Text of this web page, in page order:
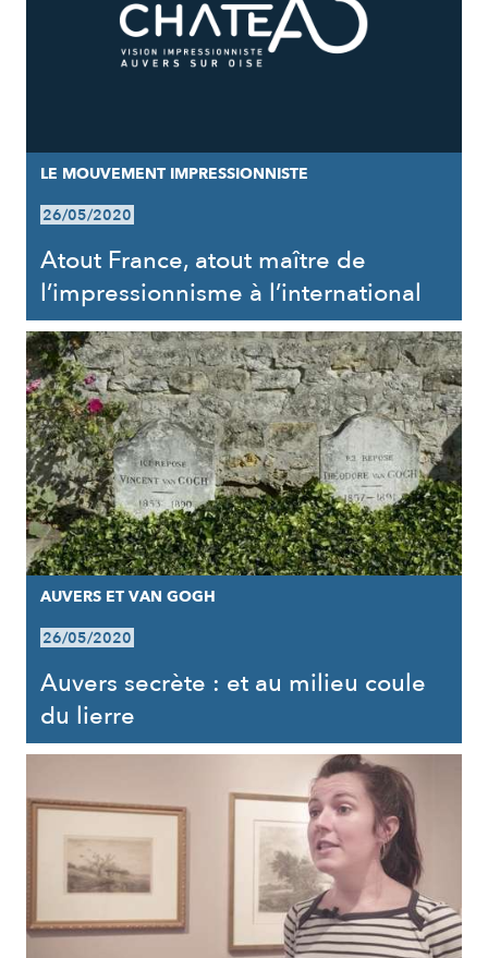
LE MOUVEMENT IMPRESSIONNISTE
26/05/2020
Atout France, atout maître de
l’impressionnisme à l’international
AUVERS ET VAN GOGH
26/05/2020
Auvers secrète : et au milieu coule
du lierre